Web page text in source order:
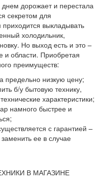
дорожает и перестала
секретом для
приходится выкладывать
холодильник,
Но выход есть и это –
и области. Приобретая
преимуществ:
предельно низкую цену;
б/у бытовую технику,
характеристики;
намного быстрее и
с гарантией –
ее в случае
В МАГАЗИНЕ